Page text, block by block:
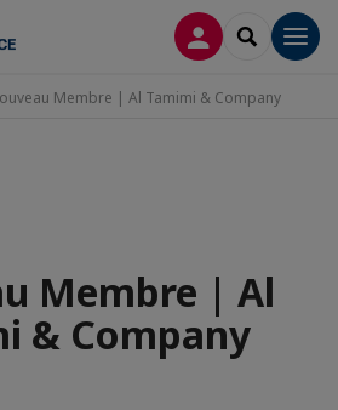
CONNEXION
Membre | Al Tamimi & Company
Membre | Al
& Company